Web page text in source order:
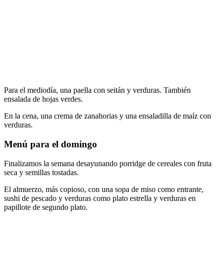
Para el mediodía, una paella con seitán y verduras. También
ensalada de hojas verdes.
En la cena, una crema de zanahorias y una ensaladilla de maíz con
verduras.
Menú para el domingo
Finalizamos la semana desayunando porridge de cereales con fruta
seca y semillas tostadas.
El almuerzo, más copioso, con una sopa de miso como entrante,
sushi de pescado y verduras como plato estrella y verduras en
papillote de segundo plato.